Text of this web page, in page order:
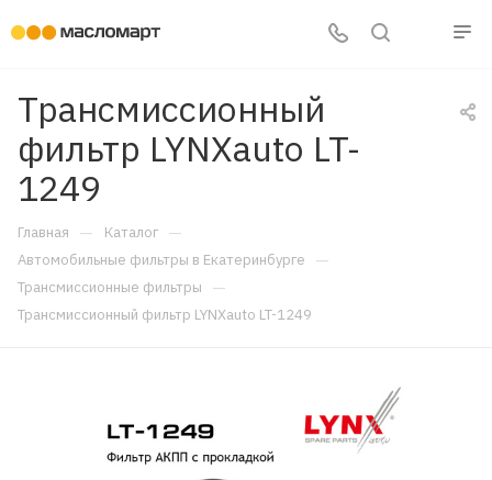
Трансмиссионный
фильтр LYNXauto LT-
1249
Главная — Каталог —
Автомобильные фильтры в Екатеринбурге —
Трансмиссионные фильтры —
Трансмиссионный фильтр LYNXauto LT-1249